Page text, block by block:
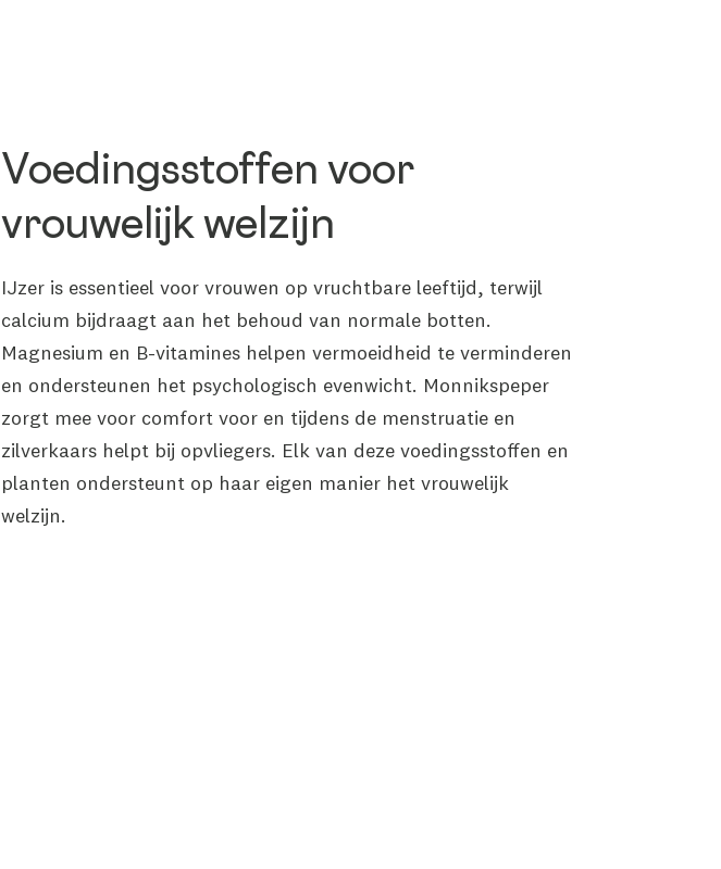
Voedingsstoffen voor
vrouwelijk welzijn
IJzer is essentieel voor vrouwen op vruchtbare leeftijd, terwijl
calcium bijdraagt aan het behoud van normale botten.
Magnesium en B-vitamines helpen vermoeidheid te verminderen
en ondersteunen het psychologisch evenwicht. Monnikspeper
zorgt mee voor comfort voor en tijdens de menstruatie en
zilverkaars helpt bij opvliegers. Elk van deze voedingsstoffen en
planten ondersteunt op haar eigen manier het vrouwelijk
welzijn.